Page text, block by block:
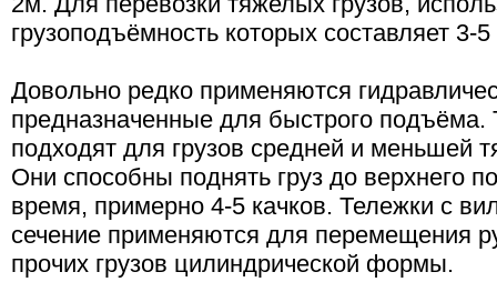
грузоподъёмность которых составляет 3-5
Довольно редко применяются
предназначенные для быстрого подъёма.
подходят для грузов средней и меньшей
Они способны поднять груз до верхнего
время, примерно 4-5 качков. Тележки с
сечение применяются для перемещения
прочих грузов цилиндрической формы.